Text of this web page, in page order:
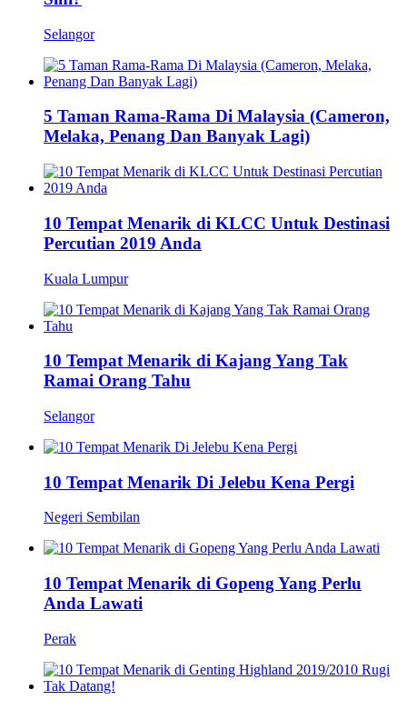
Selangor
5 Taman Rama-Rama Di Malaysia (Cameron,
Melaka, Penang Dan Banyak Lagi)
10 Tempat Menarik di KLCC Untuk Destinasi
Percutian 2019 Anda
Kuala Lumpur
10 Tempat Menarik di Kajang Yang Tak
Ramai Orang Tahu
Selangor
10 Tempat Menarik Di Jelebu Kena Pergi
Negeri Sembilan
10 Tempat Menarik di Gopeng Yang Perlu
Anda Lawati
Perak